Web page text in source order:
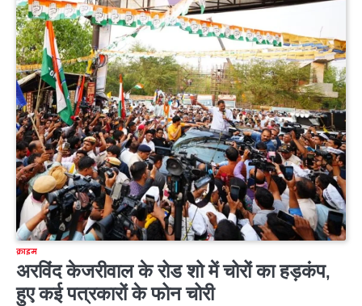
क्राइम
अरविंद केजरीवाल के रोड शो में चोरों का हड़कंप,
हुए कई पत्रकारों के फोन चोरी